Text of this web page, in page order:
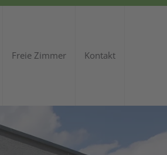
Freie Zimmer Kontakt